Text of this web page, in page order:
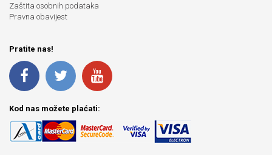
Zaštita osobnih podataka
Pravna obavijest
Pratite nas!
Kod nas možete plaćati: